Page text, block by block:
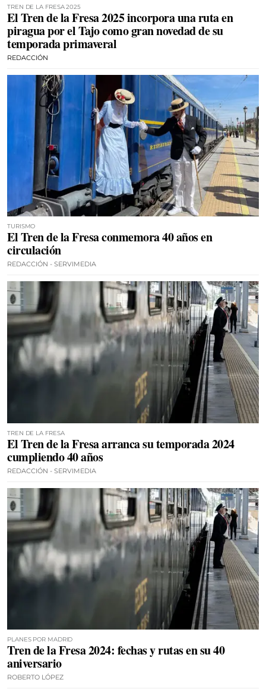
TREN DE LA FRESA 2025
El Tren de la Fresa 2025 incorpora una ruta en
piragua por el Tajo como gran novedad de su
temporada primaveral
REDACCIÓN
TURISMO
El Tren de la Fresa conmemora 40 años en
circulación
REDACCIÓN - SERVIMEDIA
TREN DE LA FRESA
El Tren de la Fresa arranca su temporada 2024
cumpliendo 40 años
REDACCIÓN - SERVIMEDIA
PLANES POR MADRID
Tren de la Fresa 2024: fechas y rutas en su 40
aniversario
ROBERTO LÓPEZ